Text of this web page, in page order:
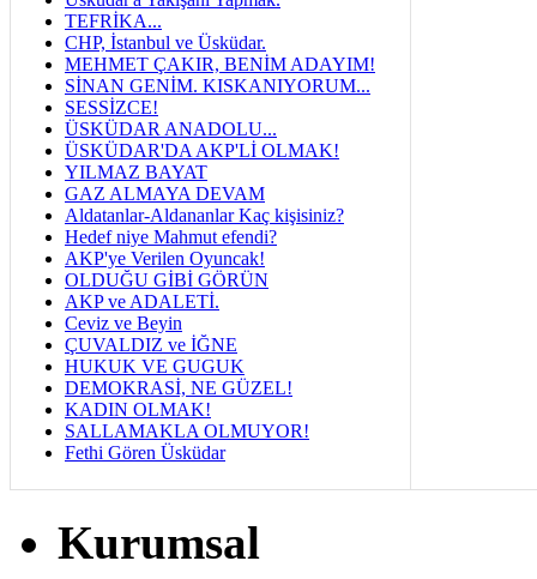
TEFRİKA...
CHP, İstanbul ve Üsküdar.
MEHMET ÇAKIR, BENİM ADAYIM!
SİNAN GENİM. KISKANIYORUM...
SESSİZCE!
ÜSKÜDAR ANADOLU...
ÜSKÜDAR'DA AKP'Lİ OLMAK!
YILMAZ BAYAT
GAZ ALMAYA DEVAM
Aldatanlar-Aldananlar Kaç kişisiniz?
Hedef niye Mahmut efendi?
AKP'ye Verilen Oyuncak!
OLDUĞU GİBİ GÖRÜN
AKP ve ADALETİ.
Ceviz ve Beyin
ÇUVALDIZ ve İĞNE
HUKUK VE GUGUK
DEMOKRASİ, NE GÜZEL!
KADIN OLMAK!
SALLAMAKLA OLMUYOR!
Fethi Gören Üsküdar
Kurumsal